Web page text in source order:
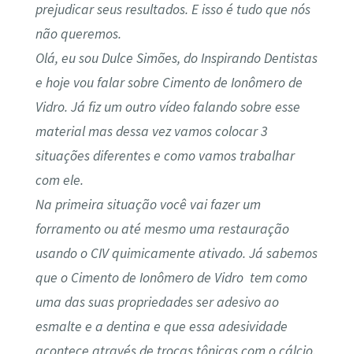
prejudicar seus resultados. E isso é tudo que nós
não queremos.
Olá, eu sou Dulce Simões, do Inspirando Dentistas
e hoje vou falar sobre Cimento de Ionômero de
Vidro. Já fiz um outro vídeo falando sobre esse
material mas dessa vez vamos colocar 3
situações diferentes e como vamos trabalhar
com ele.
Na primeira situação você vai fazer um
forramento ou até mesmo uma restauração
usando o CIV quimicamente ativado. Já sabemos
que o Cimento de Ionômero de Vidro tem como
uma das suas propriedades ser adesivo ao
esmalte e a dentina e que essa adesividade